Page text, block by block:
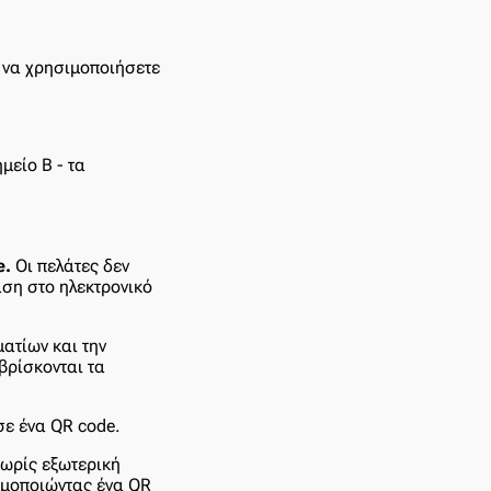
χρησιμοποιήσετε
Β - τα
Οι πελάτες δεν
στο ηλεκτρονικό
και την
τα
ένα QR code.
εξωτερική
ένα QR